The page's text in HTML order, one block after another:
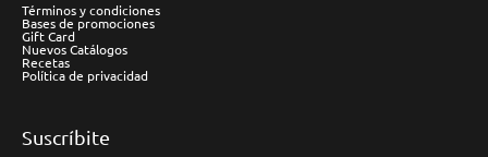
Términos y condiciones
Bases de promociones
Gift Card
Nuevos Catálogos
Recetas
Política de privacidad
Suscríbite